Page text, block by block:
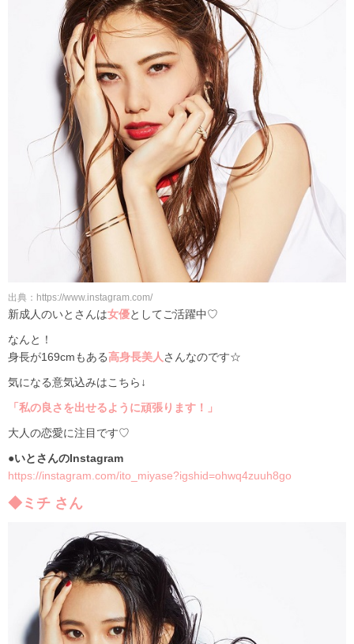
出典：https://www.instagram.com/
新成人のいとさんは女優としてご活躍中♡
なんと！
身長が169cmもある高身長美人 さんなのです☆
気になる意気込みはこちら↓
「私の良さを出せるように頑張ります！」
大人の恋愛に注目です♡
●いとさんのInstagram
https://instagram.com/ito_miyase?igshid=ohwq4zuuh8go
◆ミチ さん